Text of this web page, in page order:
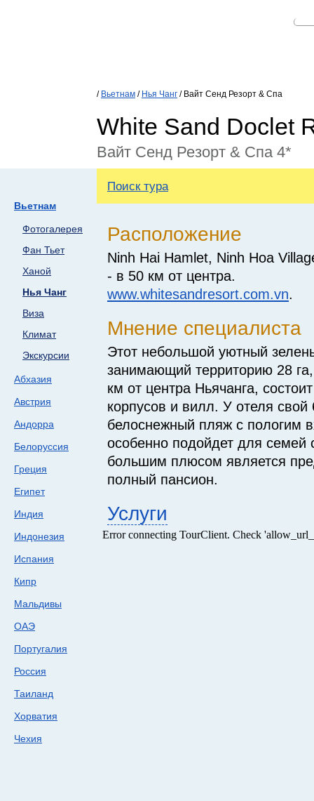
/ Вьетнам / Нья Чанг / Вайт Сенд Резорт & Спа
White Sand Doclet
Вайт Сенд Резорт & Спа 4*
Вьетнам
Фотогалерея
Фан Тьет
Ханой
Нья Чанг
Виза
Климат
Экскурсии
Абхазия
Австрия
Андорра
Белоруссия
Греция
Египет
Индия
Индонезия
Испания
Кипр
Мальдивы
ОАЭ
Португалия
Россия
Таиланд
Хорватия
Чехия
Поиск тура
Расположение
Ninh Hai Hamlet, Ninh Hoa
- в 50 км от центра.
www.whitesandresort.com.vn.
Мнение специалиста
Этот небольшой уютный
занимающий территорию 28
км от центра Ньячанга,
корпусов и вилл. У отеля
белоснежный пляж с пологим
особенно подойдет для семей
большим плюсом является
полный пансион.
Услуги